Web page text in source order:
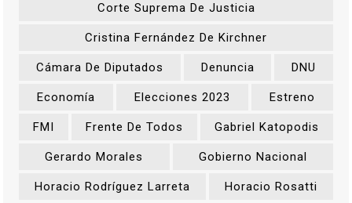
Corte Suprema De Justicia
Cristina Fernández De Kirchner
Cámara De Diputados Denuncia DNU
Economía Elecciones 2023 Estreno
FMI Frente De Todos Gabriel Katopodis
Gerardo Morales Gobierno Nacional
Horacio Rodríguez Larreta Horacio Rosatti